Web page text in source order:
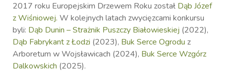
2017 roku Europejskim Drzewem Roku został Dąb Józef
z Wiśniowej. W kolejnych latach zwycięzcami konkursu
byli: Dąb Dunin – Strażnik Puszczy Białowieskiej (2022),
Dąb Fabrykant z Łodzi (2023), Buk Serce Ogrodu z
Arboretum w Wojsławicach (2024), Buk Serce Wzgórz
Dalkowskich (2025).